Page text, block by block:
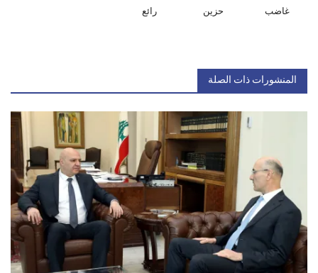
غاضب حزين رائع
المنشورات ذات الصلة